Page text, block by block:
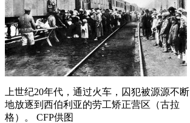
上世纪20年代，通过火车，囚犯被源源不断
地放逐到西伯利亚的劳工矫正营区（古拉
格）。 CFP供图